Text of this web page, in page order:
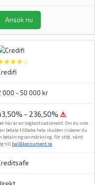
Ansök nu
000 - 50 000 kr
- 236,50% ⚠
här är en högkostnadskredit. Om du inte
betala tillbaka hela skulden riskerar du
betalningsanmärkning. För stöd, vänd
till hallåkonsument.se